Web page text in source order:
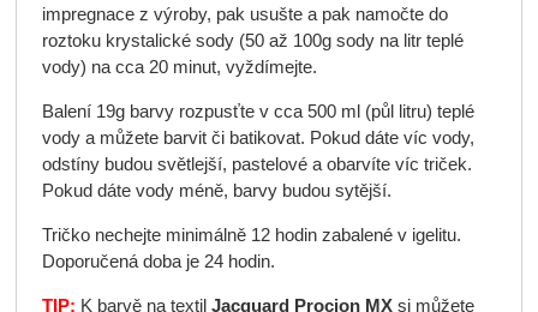
impregnace z výroby, pak usušte a pak namočte do
roztoku krystalické sody (50 až 100g sody na litr teplé
vody) na cca 20 minut, vyždímejte.
Balení 19g barvy rozpusťte v cca 500 ml (půl litru) teplé
vody a můžete barvit či batikovat. Pokud dáte víc vody,
odstíny budou světlejší, pastelové a obarvíte víc triček.
Pokud dáte vody méně, barvy budou sytější.
Tričko nechejte minimálně 12 hodin zabalené v igelitu.
Doporučená doba je 24 hodin.
TIP: K barvě na textil Jacquard Procion MXsi můžete